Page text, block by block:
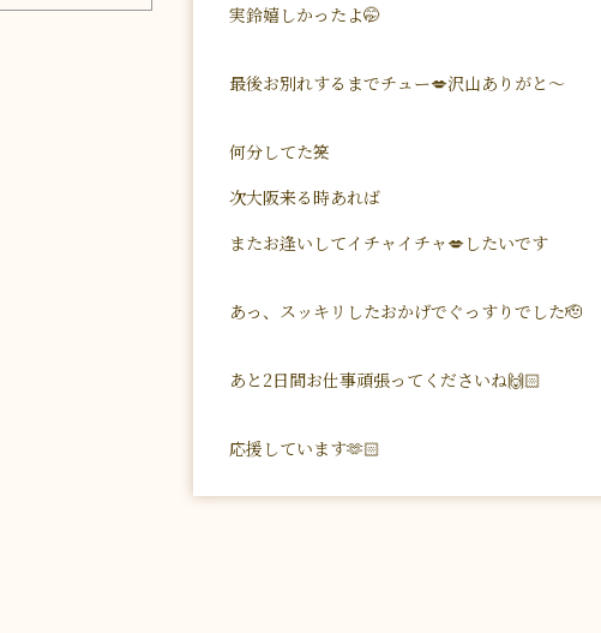
実鈴嬉しかったよ🤭
最後お別れするまでチュー💋沢山ありがと〜
何分してた⁇笑
次大阪来る時あれば
またお逢いしてイチャイチャ💋したいです
あっ、スッキリしたおかげでぐっすりでした🫡
あと2日間お仕事頑張ってくださいね🙌🏻
応援しています🫶🏻